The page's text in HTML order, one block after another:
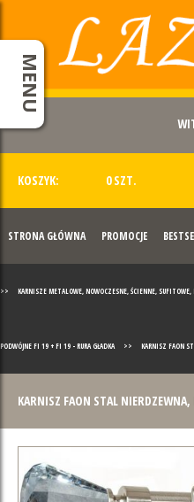
KOSZYK: 0 SZT.
STRONA GŁÓWNA PROMOCJE
MENU
>> KARNISZE METALOWE, NOWOCZESNE, ŚCIENNE, SUFITOWE,
PODWÓJNE FI 19 + FI 19 - RURA GŁADKA >> KARNISZ FAON
KARNISZ FAON STAL